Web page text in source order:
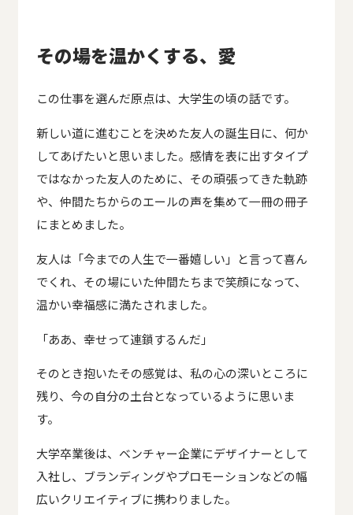
その場を温かくする、愛
この仕事を選んだ原点は、大学生の頃の話です。
新しい道に進むことを決めた友人の誕生日に、何か
してあげたいと思いました。感情を表に出すタイプ
ではなかった友人のために、その頑張ってきた軌跡
や、仲間たちからのエールの声を集めて一冊の冊子
にまとめました。
友人は「今までの人生で一番嬉しい」と言って喜ん
でくれ、その場にいた仲間たちまで笑顔になって、
温かい幸福感に満たされました。
「ああ、幸せって連鎖するんだ」
そのとき抱いたその感覚は、私の心の深いところに
残り、今の自分の土台となっているように思いま
す。
大学卒業後は、ベンチャー企業にデザイナーとして
入社し、ブランディングやプロモーションなどの幅
広いクリエイティブに携わりました。